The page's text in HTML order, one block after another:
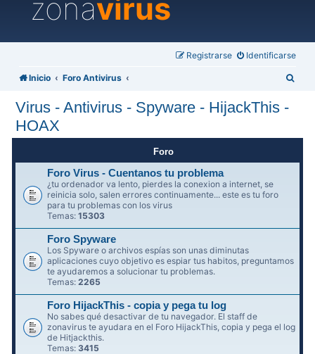
zonavirus
Identificarse
Registrarse
Inicio Foro Antivirus
Virus - Antivirus - Spyware - HijackThis -
HOAX
Foro
Foro Virus - Cuentanos tu problema
¿tu ordenador va lento, pierdes la conexion a internet, se
reinicia solo, salen errores continuamente... este es tu foro
para tu problemas con los virus
Temas:15303
Foro Spyware
Los Spyware o archivos espías son unas diminutas
aplicaciones cuyo objetivo es espiar tus habitos, preguntamos
te ayudaremos a solucionar tu problemas.
Temas:2265
Foro HijackThis - copia y pega tu log
No sabes qué desactivar de tu navegador. El staff de
zonavirus te ayudara en el Foro HijackThis, copia y pega el log
de Hitjackthis.
Temas: 3415